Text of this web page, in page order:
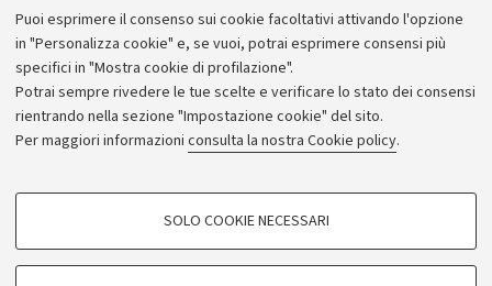
Puoi esprimere il consenso sui cookie facoltativi attivando l'opzione
in "Personalizza cookie" e, se vuoi, potrai esprimere consensi più
specifici in "Mostra cookie di profilazione".
Potrai sempre rivedere le tue scelte e verificare lo stato dei consensi
rientrando nella sezione "Impostazione cookie" del sito.
Per maggiori informazioni consulta la nostra Cookie policy.
COOKIE DI PROFILAZIONE - FACOLTATIVI
SOLO COOKIE NECESSARI
Archivio
Comunicati stampa
Redazione
Rassegna stampa